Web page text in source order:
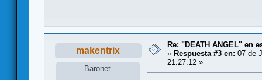
makentrix
Baronet
Re: "DEATH ANGEL" en
« Respuesta #3 en: 07 de
21:27:12 »